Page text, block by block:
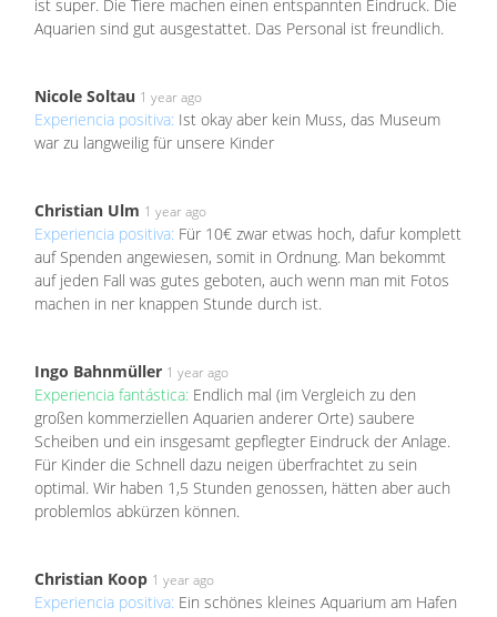
ist super. Die Tiere machen einen entspannten Eindruck. Die
Aquarien sind gut ausgestattet. Das Personal ist freundlich.
Nicole Soltau 1 year ago
Experiencia positiva: Ist okay aber kein Muss, das Museum
war zu langweilig für unsere Kinder
Christian Ulm 1 year ago
Experiencia positiva: Für 10€ zwar etwas hoch, dafur komplett
auf Spenden angewiesen, somit in Ordnung. Man bekommt
auf jeden Fall was gutes geboten, auch wenn man mit Fotos
machen in ner knappen Stunde durch ist.
Ingo Bahnmüller 1 year ago
Experiencia fantástica: Endlich mal (im Vergleich zu den
großen kommerziellen Aquarien anderer Orte) saubere
Scheiben und ein insgesamt gepflegter Eindruck der Anlage.
Für Kinder die Schnell dazu neigen überfrachtet zu sein
optimal. Wir haben 1,5 Stunden genossen, hätten aber auch
problemlos abkürzen können.
Christian Koop 1 year ago
Experiencia positiva: Ein schönes kleines Aquarium am Hafen